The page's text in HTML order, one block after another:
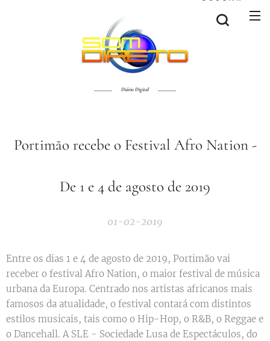
Diário Digital
Portimão recebe o Festival Afro Nation -
De 1 e 4 de agosto de 2019
01-02-2019
Entre os dias 1 e 4 de agosto de 2019, Portimão vai
receber o festival Afro Nation, o maior festival de música
urbana da Europa. Centrado nos artistas africanos mais
famosos da atualidade, o festival contará com distintos
estilos musicais, tais como o Hip-Hop, o R&B, o Reggae e
o Dancehall. A SLE - Sociedade Lusa de Espectáculos, do